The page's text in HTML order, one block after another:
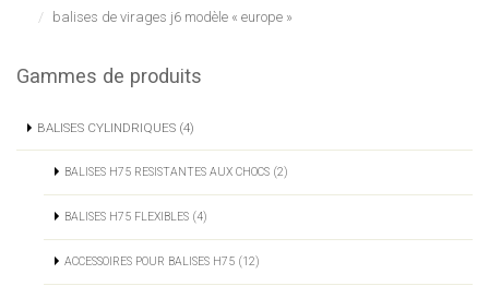
balises de virages j6 modèle « europe »
Gammes de produits
BALISES CYLINDRIQUES (4)
BALISES H75 RESISTANTES AUX CHOCS (2)
BALISES H75 FLEXIBLES (4)
ACCESSOIRES POUR BALISES H75 (12)